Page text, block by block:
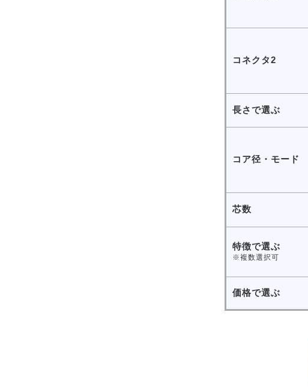
コネクタ2
長さで選ぶ
コア径・モード
芯数
特徴で選ぶ
※複数選択可
価格で選ぶ